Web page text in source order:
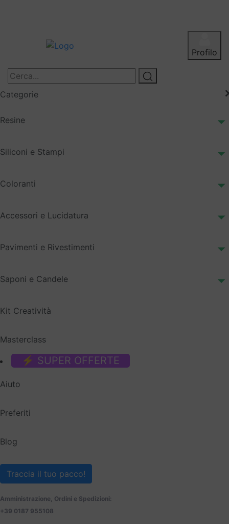
Profilo
Categorie
Resine
Siliconi e Stampi
Coloranti
Accessori e Lucidatura
Pavimenti e Rivestimenti
Saponi e Candele
Kit Creatività
Masterclass
⚡ SUPER OFFERTE
Aiuto
Preferiti
Blog
Traccia il tuo pacco!
Amministrazione, Ordini e Spedizioni:
+39 0187 955108